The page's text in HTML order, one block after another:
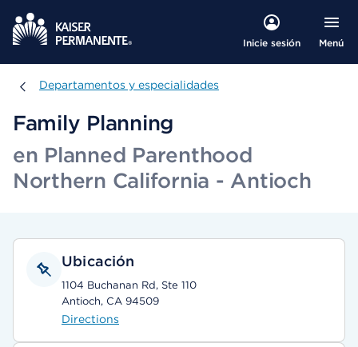
Inicie sesión Menú
Departamentos y especialidades
Departamentos y especialidades
Family Planning
en Planned Parenthood
Northern California - Antioch
Ubicación
1104 Buchanan Rd, Ste 110
Antioch, CA 94509
Directions